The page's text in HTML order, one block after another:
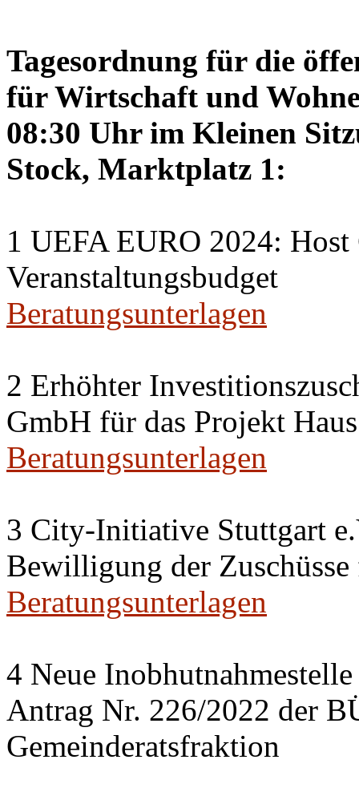
Tagesordnung für die
für Wirtschaft und
08:30 Uhr im Kleinen
Stock, Marktplatz 1:
1 UEFA EURO 2024:
Veranstaltungsbudget
Beratungsunterlagen
2 Erhöhter
GmbH für das Projekt
Beratungsunterlagen
3 City-Initiative Stuttgart
Bewilligung der
Beratungsunterlagen
4 Neue
Antrag Nr. 226/2022 der
Gemeinderatsfraktion